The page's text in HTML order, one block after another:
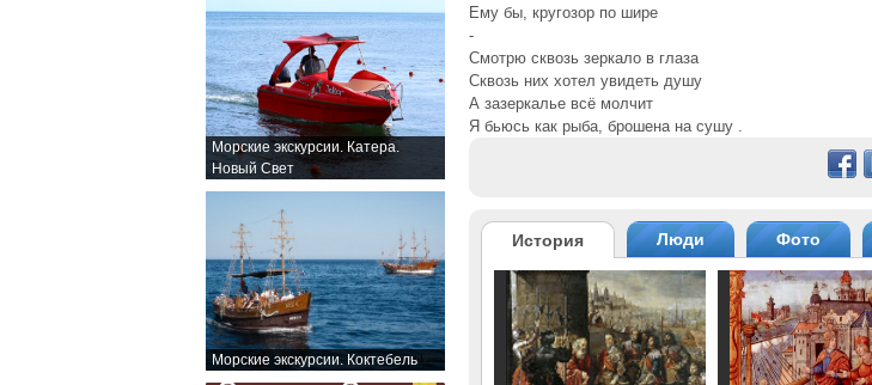
Морские экскурсии. Катера.
Новый Свет
Морские экскурсии. Коктебель
Ему бы, кругозор по шире
-
Смотрю сквозь зеркало в глаза
Сквозь них хотел увидеть душу
А зазеркалье всё молчит
Я бьюсь как рыба, брошена на сушу .
История Люди Фото